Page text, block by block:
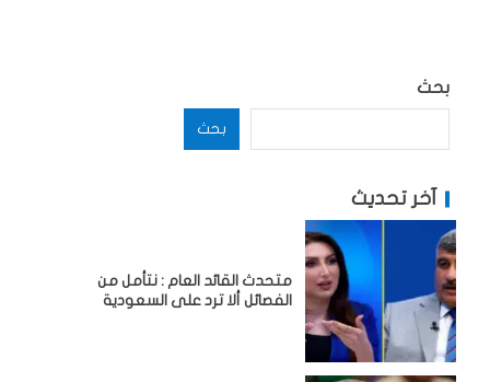
بحث
بحث
آخر تحديث
متحدث القائد العام : نتأمل من
الفصائل ألا ترد على السعودية